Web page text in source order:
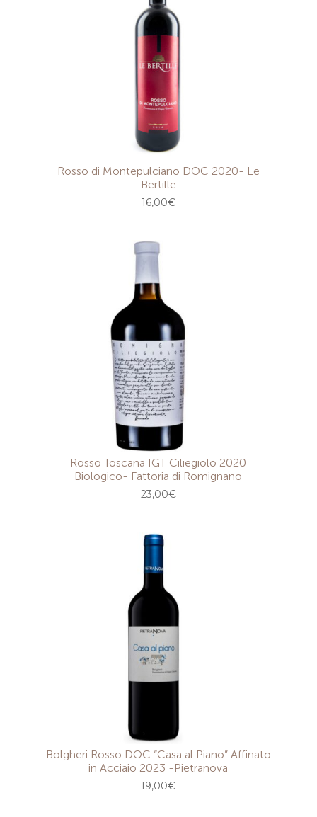
Rosso di Montepulciano DOC 2020- Le
Bertille
16,00€
Rosso Toscana IGT Ciliegiolo 2020
Biologico- Fattoria di Romignano
23,00€
Bolgheri Rosso DOC “Casa al Piano” Affinato
in Acciaio 2023 -Pietranova
19,00€